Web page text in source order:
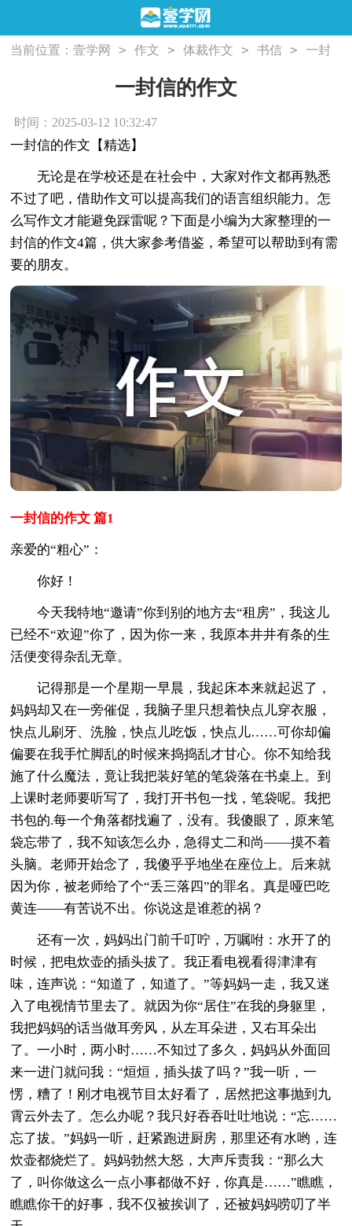
当前位置：壹学网 > 作文 > 体裁作文 > 书信 >
一封
一封信的作文
时间：2025-03-12 10:32:47
一封信的作文【精选】
无论是在学校还是在社会中，大家对作文都再熟悉
不过了吧，借助作文可以提高我们的语言组织能力。怎
么写作文才能避免踩雷呢？下面是小编为大家整理的一
封信的作文4篇，供大家参考借鉴，希望可以帮助到有需
要的朋友。
一封信的作文 篇1
亲爱的“粗心”：
你好！
今天我特地“邀请”你到别的地方去“租房”，我这儿
已经不“欢迎”你了，因为你一来，我原本井井有条的生
活便变得杂乱无章。
记得那是一个星期一早晨，我起床本来就起迟了，
妈妈却又在一旁催促，我脑子里只想着快点儿穿衣服，
快点儿刷牙、洗脸，快点儿吃饭，快点儿……可你却偏
偏要在我手忙脚乱的时候来捣捣乱才甘心。你不知给我
施了什么魔法，竟让我把装好笔的笔袋落在书桌上。到
上课时老师要听写了，我打开书包一找，笔袋呢。我把
书包的.每一个角落都找遍了，没有。我傻眼了，原来笔
袋忘带了，我不知该怎么办，急得丈二和尚——摸不着
头脑。老师开始念了，我傻乎乎地坐在座位上。后来就
因为你，被老师给了个“丢三落四”的罪名。真是哑巴吃
黄连——有苦说不出。你说这是谁惹的祸？
还有一次，妈妈出门前千叮咛，万嘱咐：水开了的
时候，把电炊壶的插头拔了。我正看电视看得津津有
味，连声说：“知道了，知道了。”等妈妈一走，我又迷
入了电视情节里去了。就因为你“居住”在我的身躯里，
我把妈妈的话当做耳旁风，从左耳朵进，又右耳朵出
了。一小时，两小时……不知过了多久，妈妈从外面回
来一进门就问我：“烜烜，插头拔了吗？”我一听，一
愣，糟了！刚才电视节目太好看了，居然把这事抛到九
霄云外去了。怎么办呢？我只好吞吞吐吐地说：“忘……
忘了拔。”妈妈一听，赶紧跑进厨房，那里还有水哟，连
炊壶都烧烂了。妈妈勃然大怒，大声斥责我：“那么大
了，叫你做这么一点小事都做不好，你真是……”瞧瞧，
瞧瞧你干的好事，我不仅被挨训了，还被妈妈唠叨了半